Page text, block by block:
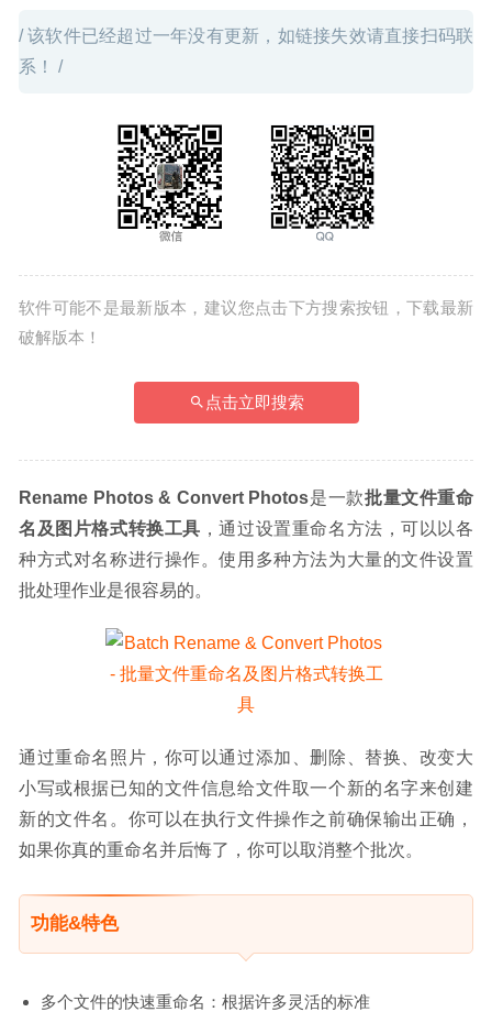
/ 该软件已经超过一年没有更新，如链接失效请直接扫码联
系！ /
软件可能不是最新版本，建议您点击下方搜索按钮，下载最新
破解版本！
点击立即搜索
Rename Photos & Convert Photos是一款批量文件重命
名及图片格式转换工具 ，通过设置重命名方法，可以以各
种方式对名称进行操作。使用多种方法为大量的文件设置
批处理作业是很容易的。
通过重命名照片，你可以通过添加、删除、替换、改变大
小写或根据已知的文件信息给文件取一个新的名字来创建
新的文件名。你可以在执行文件操作之前确保输出正确，
如果你真的重命名并后悔了，你可以取消整个批次。
功能&特色
多个文件的快速重命名：根据许多灵活的标准